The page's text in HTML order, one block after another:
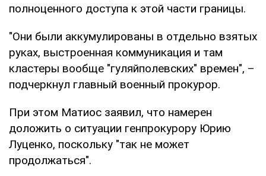
полноценного доступа к этой части границы.
"Они были аккумулированы в отдельно взятых
руках, выстроенная коммуникация и там
кластеры вообще "гуляйполевских" времен", –
подчеркнул главный военный прокурор.
При этом Матиос заявил, что намерен
доложить о ситуации генпрокурору Юрию
Луценко, поскольку "так не может
продолжаться".